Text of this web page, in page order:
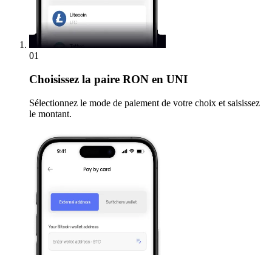
01
Choisissez la paire RON en UNI
Sélectionnez le mode de paiement de votre choix et saisissez
le montant.